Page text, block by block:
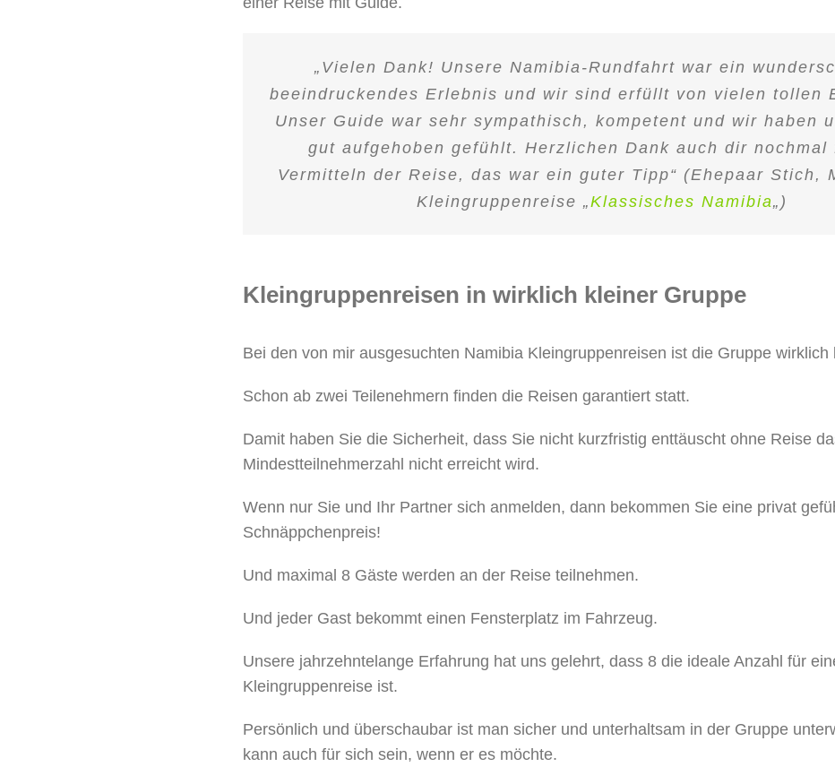
„Vielen Dank! Unsere Namibia-Rundfahrt war ein
beeindruckendes Erlebnis und wir sind erfüllt von vielen tollen
Unser Guide war sehr sympathisch, kompetent und wir haben
gut aufgehoben gefühlt. Herzlichen Dank auch dir nochmal
Vermitteln der Reise, das war ein guter Tipp“ (Ehepaar Stich,
Kleingruppenreise „Klassisches Namibia„)
Kleingruppenreisen in wirklich kleiner Gruppe
Bei den von mir ausgesuchten Namibia Kleingruppenreisen ist die Gruppe wirklich
Schon ab zwei Teilenehmern finden die Reisen garantiert statt.
Damit haben Sie die Sicherheit, dass Sie nicht kurzfristig enttäuscht ohne Reise
Mindestteilnehmerzahl nicht erreicht wird.
Wenn nur Sie und Ihr Partner sich anmelden, dann bekommen Sie eine privat
Schnäppchenpreis!
Und maximal 8 Gäste werden an der Reise teilnehmen.
Und jeder Gast bekommt einen Fensterplatz im Fahrzeug.
Unsere jahrzehntelange Erfahrung hat uns gelehrt, dass 8 die ideale Anzahl für
Kleingruppenreise ist.
Persönlich und überschaubar ist man sicher und unterhaltsam in der Gruppe
kann auch für sich sein, wenn er es möchte.